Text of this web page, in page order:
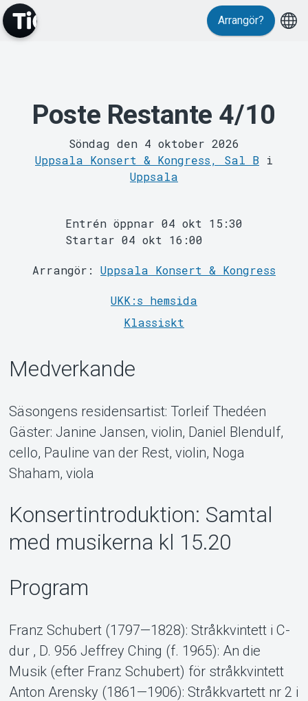
MyTickster
Arrangör?
Poste Restante 4/10
Söndag den 4 oktober 2026
Uppsala Konsert & Kongress, Sal B i
Uppsala
Entrén öppnar 04 okt 15:30
Startar 04 okt 16:00
Arrangör: Uppsala Konsert & Kongress
UKK:s hemsida
Klassiskt
Medverkande
Säsongens residensartist: Torleif Thedéen
Gäster: Janine Jansen, violin, Daniel Blendulf,
cello, Pauline van der Rest, violin, Noga
Shaham, viola
Konsertintroduktion: Samtal
med musikerna kl 15.20
Program
Franz Schubert (1797—1828): Stråkkvintett i C-
dur , D. 956 Jeffrey Ching (f. 1965): An die
Musik (efter Franz Schubert) för stråkkvintett
Anton Arensky (1861—1906): Stråkkvartett nr 2 i